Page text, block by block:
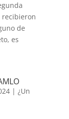
de
es
| ¿Un